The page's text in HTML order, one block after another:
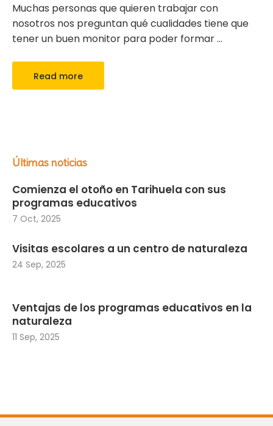
Muchas personas que quieren trabajar con
nosotros nos preguntan qué cualidades tiene que
tener un buen monitor para poder formar…
Read more
Últimas noticias
Comienza el otoño en Tarihuela con sus
programas educativos
7 Oct, 2025
Visitas escolares a un centro de naturaleza
24 Sep, 2025
Ventajas de los programas educativos en la
naturaleza
11 Sep, 2025